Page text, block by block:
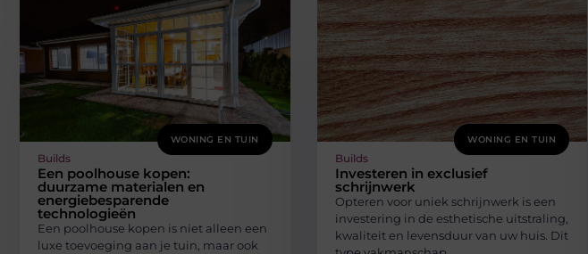
WONING EN TUIN
Builds
Een poolhouse kopen:
duurzame materialen en
energiebesparende
technologieën
Een poolhouse kopen is niet alleen een
luxe toevoeging aan je tuin, maar ook
WONING EN TUIN
Builds
Investeren in exclusief
schrijnwerk
Opteren voor uniek schrijnwerk is een
investering in de esthetische uitstraling,
kwaliteit en levensduur van uw huis. Dit